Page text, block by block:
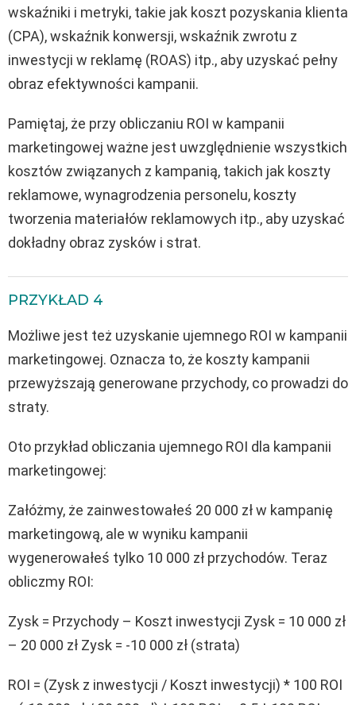
wskaźniki i metryki, takie jak koszt pozyskania klienta
(CPA), wskaźnik konwersji, wskaźnik zwrotu z
inwestycji w reklamę (ROAS) itp., aby uzyskać pełny
obraz efektywności kampanii.
Pamiętaj, że przy obliczaniu ROI w kampanii
marketingowej ważne jest uwzględnienie wszystkich
kosztów związanych z kampanią, takich jak koszty
reklamowe, wynagrodzenia personelu, koszty
tworzenia materiałów reklamowych itp., aby uzyskać
dokładny obraz zysków i strat.
PRZYKŁAD 4
Możliwe jest też uzyskanie ujemnego ROI w kampanii
marketingowej. Oznacza to, że koszty kampanii
przewyższają generowane przychody, co prowadzi do
straty.
Oto przykład obliczania ujemnego ROI dla kampanii
marketingowej:
Załóżmy, że zainwestowałeś 20 000 zł w kampanię
marketingową, ale w wyniku kampanii
wygenerowałeś tylko 10 000 zł przychodów. Teraz
obliczmy ROI:
Zysk = Przychody – Koszt inwestycji Zysk = 10 000 zł
– 20 000 zł Zysk = -10 000 zł (strata)
ROI = (Zysk z inwestycji / Koszt inwestycji) * 100 ROI